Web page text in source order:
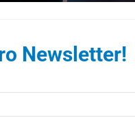
Newsletter!